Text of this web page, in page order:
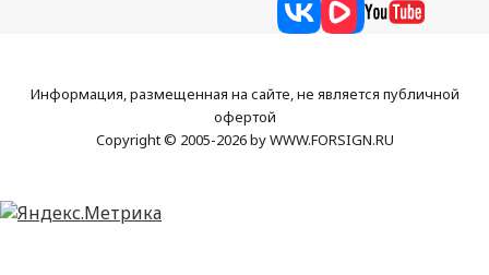
Информация, размещенная на сайте, не является публичной
офертой
Copyright © 2005-2026 by WWW.FORSIGN.RU